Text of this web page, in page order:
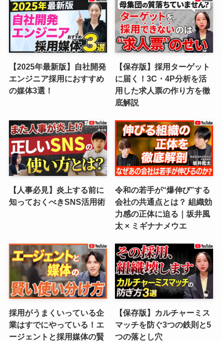
【2025年最新版】自社開発
エンジニア採用におすすめ
の媒体3選！
【保存版】採用ターゲット
に届く！3C・4P分析を活
用した求人票の作り方を徹
底解説
【人事必見】炎上する前に
知っておくべきSNS活用術
令和の若手が“爆伸び”する
会社の共通点とは？ 組織効
力感の正体に迫る｜坂井風
太 × ミギナナメウエ
採用がうまくいっている企
業はすでにやっている！エ
ージェントと採用媒体の賢
【保存版】カルチャーミス
マッチを防ぐ3つの鉄則と5
つの落とし穴